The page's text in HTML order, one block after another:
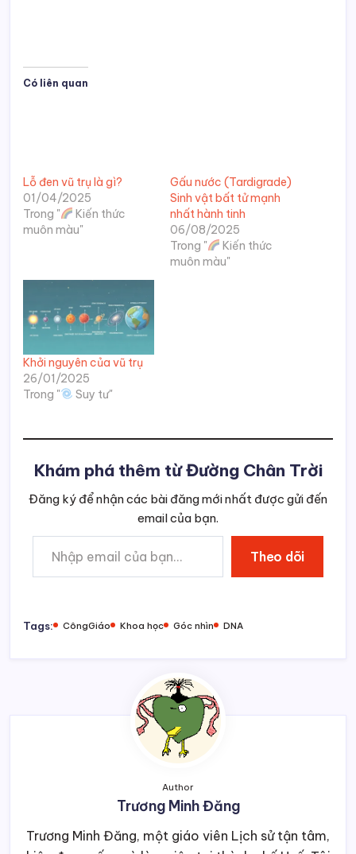
Khám phá thêm từ Đường Chân Trời
Đăng ký để nhận các bài đăng mới nhất được gửi đến
email của bạn.
Tags: CôngGiáo
Trương Minh Đăng
hiện đang sống và làm việc tại thành phố Huế. Tôi
không cảm thấy mệt mỏi. Ngoài giờ lên lớp, tôi
còn dành thời gian nghiên cứu và chia sẻ kiến thức
về hai lĩnh vực này trên các diễn đàn và mạng xã
hội. Là một người Công giáo, đức tin đã hình thành
nên những giá trị cốt lõi trong cuộc sống của tôi,
thôi thúc tôi không ngừng cống hiến cho việc giáo
dục và xây dựng một xã hội tốt đẹp hơn. Tôi tin
dậy tiềm năng và truyền cảm hứng cho thế hệ trẻ,